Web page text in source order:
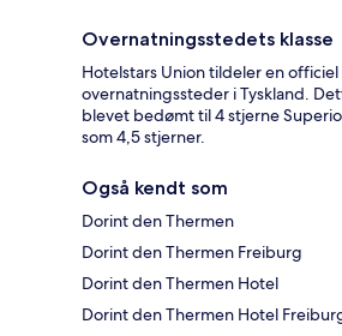
Overnatningsstedets klasse
Hotelstars Union tildeler en
overnatningssteder i Tyskland.
blevet bedømt til 4 stjerne
som 4,5 stjerner.
Også kendt som
Dorint den Thermen
Dorint den Thermen Freiburg
Dorint den Thermen Hotel
Dorint den Thermen Hotel